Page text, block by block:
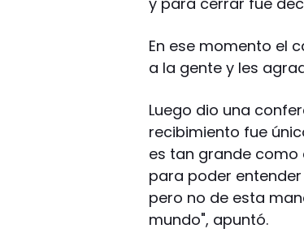
En ese momento el
a la gente y les
Luego dio una
recibimiento fue
es tan grande como
para poder
pero no de esta
mundo", apuntó.